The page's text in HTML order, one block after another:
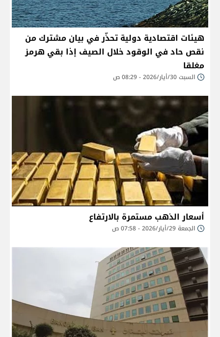
هيئات اقتصادية دولية تحذّر في بيان مشترك من
نقص حاد في الوقود خلال الصيف إذا بقي هرمز
مغلقا
السبت 30/أيار/2026 - 08:29 ص
أسعار الذهب مستمرة بالارتفاع
الجمعة 29/أيار/2026 - 07:58 ص